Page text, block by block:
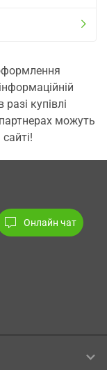
купівлі
можуть
Онлайн чат